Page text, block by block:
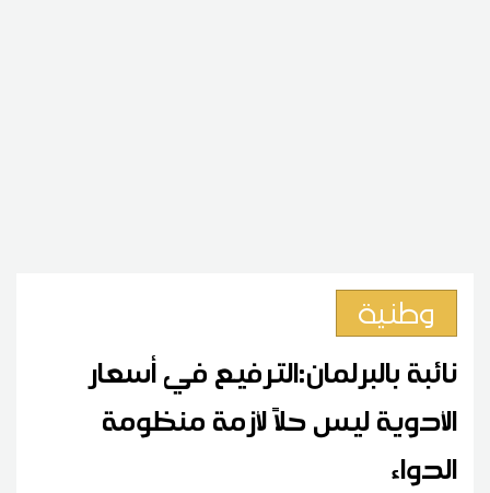
وطنية
نائبة بالبرلمان:الترفيع في أسعار
الأدوية ليس حلاً لأزمة منظومة
الدواء